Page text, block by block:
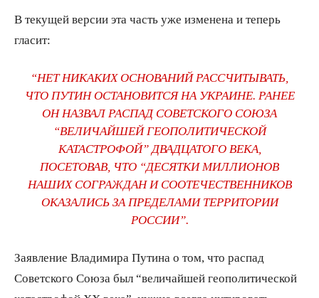
В текущей версии эта часть уже изменена и теперь
гласит:
“НЕТ НИКАКИХ ОСНОВАНИЙ РАССЧИТЫВАТЬ,
ЧТО ПУТИН ОСТАНОВИТСЯ НА УКРАИНЕ. РАНЕЕ
ОН НАЗВАЛ РАСПАД СОВЕТСКОГО СОЮЗА
“ВЕЛИЧАЙШЕЙ ГЕОПОЛИТИЧЕСКОЙ
КАТАСТРОФОЙ” ДВАДЦАТОГО ВЕКА,
ПОСЕТОВАВ, ЧТО “ДЕСЯТКИ МИЛЛИОНОВ
НАШИХ СОГРАЖДАН И СООТЕЧЕСТВЕННИКОВ
ОКАЗАЛИСЬ ЗА ПРЕДЕЛАМИ ТЕРРИТОРИИ
РОССИИ”.
Заявление Владимира Путина о том, что распад
Советского Союза был “величайшей геополитической